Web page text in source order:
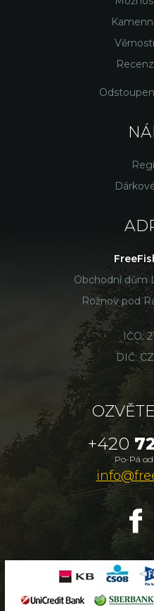
Obchodní dům
Rožnov pod
IČO:
DIČ:
+420
Po-Pá od